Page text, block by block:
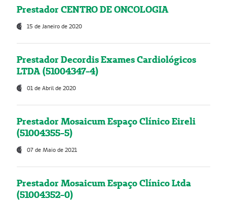
Prestador CENTRO DE ONCOLOGIA
15 de Janeiro de 2020
Prestador Decordis Exames Cardiológicos
LTDA (51004347-4)
01 de Abril de 2020
Prestador Mosaicum Espaço Clínico Eireli
(51004355-5)
07 de Maio de 2021
Prestador Mosaicum Espaço Clínico Ltda
(51004352-0)